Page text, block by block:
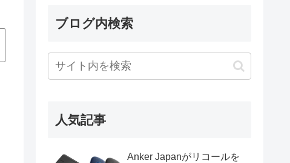
ブログ内検索
人気記事
Anker Japanがリコールを